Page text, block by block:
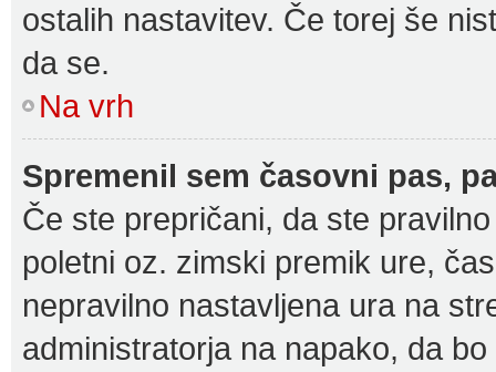
ostalih nastavitev. Če torej še
da se.
Na vrh
Spremenil sem časovni pas,
Če ste prepričani, da ste
poletni oz. zimski premik ure,
nepravilno nastavljena ura na
administratorja na napako, da